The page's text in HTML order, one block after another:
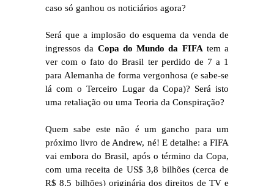
caso só ganhou os noticiários agora?
Será que a implosão do esquema da venda de
ingressos da Copa do Mundo da FIFA tem a
ver com o fato do Brasil ter perdido de 7 a 1
para Alemanha de forma vergonhosa (e sabe-se
lá com o Terceiro Lugar da Copa)? Será isto
uma retaliação ou uma Teoria da Conspiração?
Quem sabe este não é um gancho para um
próximo livro de Andrew, né! E detalhe: a FIFA
vai embora do Brasil, após o término da Copa,
com uma receita de US$ 3,8 bilhões (cerca de
R$ 8,5 bilhões) originária dos direitos de TV e